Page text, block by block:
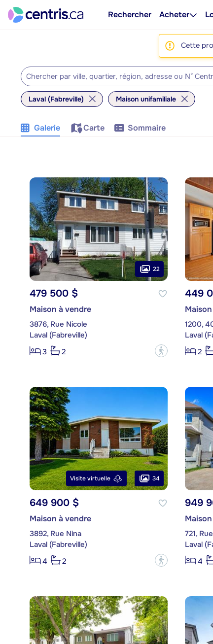
Rechercher Acheter
Cette
Laval (Fabreville) Maison unifamiliale
Galerie Carte Sommaire
22
479 500 $
Maison à vendre
3876, Rue Nicole
Laval (Fabreville)
3
2 ?
449
1200,
Laval
2
Visite virtuelle 34
649 900 $
Maison à vendre
3892, Rue Nina
Laval (Fabreville)
4
2 ?
949
721,
Laval
4